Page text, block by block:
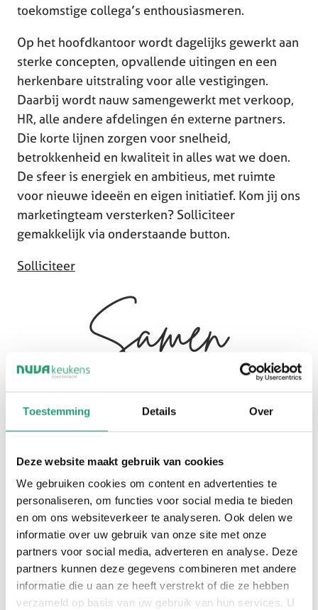
Toestemming Details Over
Deze website maakt gebruik van cookies
We gebruiken cookies om content en advertenties te
personaliseren, om functies voor social media te bieden
en om ons websiteverkeer te analyseren. Ook delen we
informatie over uw gebruik van onze site met onze
partners voor social media, adverteren en analyse. Deze
partners kunnen deze gegevens combineren met andere
informatie die u aan ze heeft verstrekt of die ze hebben
verzameld op basis van uw gebruik van hun services. U
toekomstige collega’s enthousiasmeren.
Op het hoofdkantoor wordt dagelijks gewerkt aan
sterke concepten, opvallende uitingen en een
herkenbare uitstraling voor alle vestigingen.
Daarbij wordt nauw samengewerkt met verkoop,
HR, alle andere afdelingen én externe partners.
Die korte lijnen zorgen voor snelheid,
betrokkenheid en kwaliteit in alles wat we doen.
De sfeer is energiek en ambitieus, met ruimte
voor nieuwe ideeën en eigen initiatief. Kom jij ons
marketingteam versterken? Solliciteer
gemakkelijk via onderstaande button.
Solliciteer
Samen
bouwen aan
een sterk
merk